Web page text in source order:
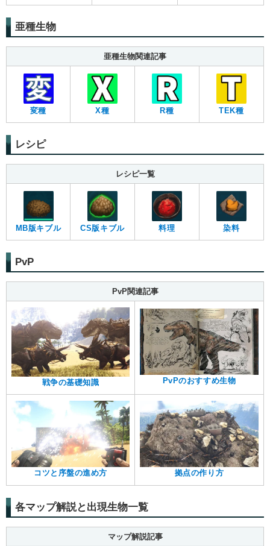
亜種生物
亜種生物関連記事
変種 X種 R種 TEK種
レシピ
レシピ一覧
MB版キブル CS版キブル 料理 染料
PvP
PvP関連記事
戦争の基礎知識 PvPのおすすめ生物
コツと序盤の進め方 拠点の作り方
各マップ解説と出現生物一覧
マップ解説記事